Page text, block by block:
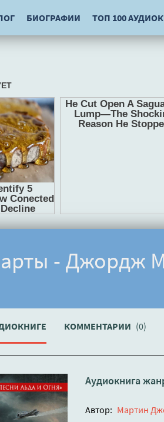
БИОГРАФИИ ТОП 100
- Джордж
КОММЕНТАРИИ (0)
Аудиокнига
Автор: Мартин